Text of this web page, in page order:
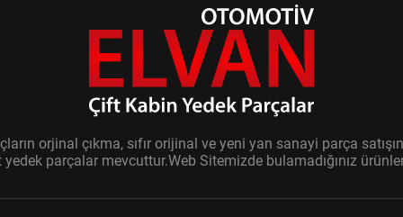
orjinal çıkma, sıfır orijinal ve yeni yan sanayi parça
parçalar mevcuttur.Web Sitemizde bulamadığınız